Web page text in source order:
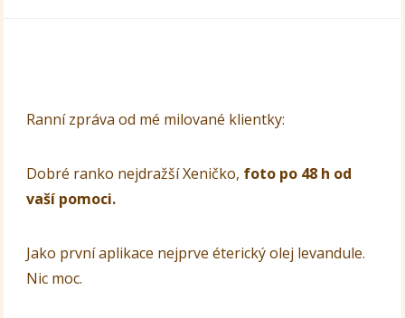
Ranní zpráva od mé milované klientky:
Dobré ranko nejdražší Xeničko, foto po 48 h od
vaší pomoci.
Jako první aplikace nejprve éterický olej levandule.
Nic moc.